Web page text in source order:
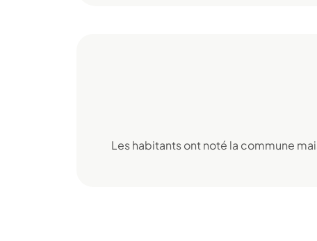
Les habitants ont noté la commune